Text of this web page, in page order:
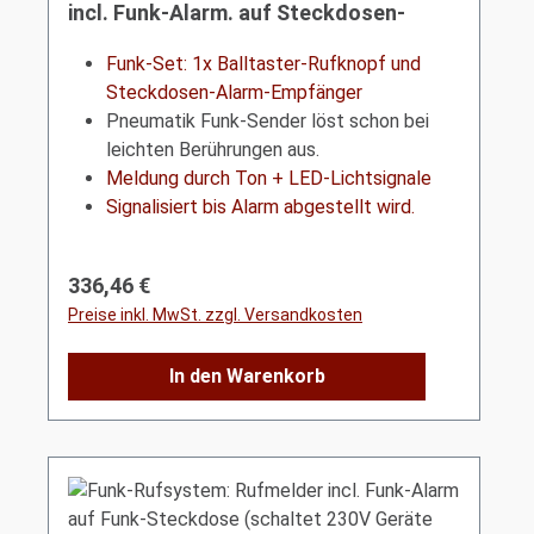
incl. Funk-Alarm. auf Steckdosen-
Funk-Set: 1x Balltaster-Rufknopf und
Steckdosen-Alarm-Empfänger
Pneumatik Funk-Sender löst schon bei
leichten Berührungen aus.
Meldung durch Ton + LED-Lichtsignale
Signalisiert bis Alarm abgestellt wird.
Regulärer Preis:
336,46 €
Preise inkl. MwSt. zzgl. Versandkosten
In den Warenkorb